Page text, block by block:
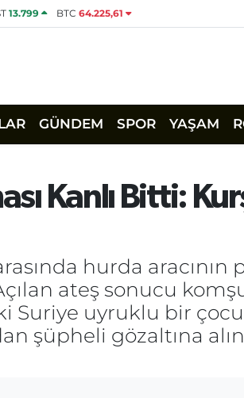
13.799 BTC 64.225,61
GÜNDEM SPOR YAŞAM
Kanlı Bitti:
hurda
ateş sonucu
Suriye uyruklu bir
şüpheli gözaltına